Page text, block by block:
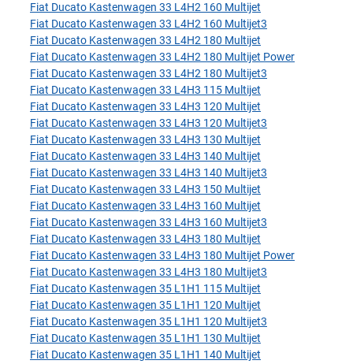
Fiat Ducato Kastenwagen 33 L4H2 160 Multijet
Fiat Ducato Kastenwagen 33 L4H2 160 Multijet3
Fiat Ducato Kastenwagen 33 L4H2 180 Multijet
Fiat Ducato Kastenwagen 33 L4H2 180 Multijet Power
Fiat Ducato Kastenwagen 33 L4H2 180 Multijet3
Fiat Ducato Kastenwagen 33 L4H3 115 Multijet
Fiat Ducato Kastenwagen 33 L4H3 120 Multijet
Fiat Ducato Kastenwagen 33 L4H3 120 Multijet3
Fiat Ducato Kastenwagen 33 L4H3 130 Multijet
Fiat Ducato Kastenwagen 33 L4H3 140 Multijet
Fiat Ducato Kastenwagen 33 L4H3 140 Multijet3
Fiat Ducato Kastenwagen 33 L4H3 150 Multijet
Fiat Ducato Kastenwagen 33 L4H3 160 Multijet
Fiat Ducato Kastenwagen 33 L4H3 160 Multijet3
Fiat Ducato Kastenwagen 33 L4H3 180 Multijet
Fiat Ducato Kastenwagen 33 L4H3 180 Multijet Power
Fiat Ducato Kastenwagen 33 L4H3 180 Multijet3
Fiat Ducato Kastenwagen 35 L1H1 115 Multijet
Fiat Ducato Kastenwagen 35 L1H1 120 Multijet
Fiat Ducato Kastenwagen 35 L1H1 120 Multijet3
Fiat Ducato Kastenwagen 35 L1H1 130 Multijet
Fiat Ducato Kastenwagen 35 L1H1 140 Multijet